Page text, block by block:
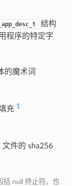
结构
程序的特定字
的魔术词
充 1
文件的 sha256
括 null 终止符。也